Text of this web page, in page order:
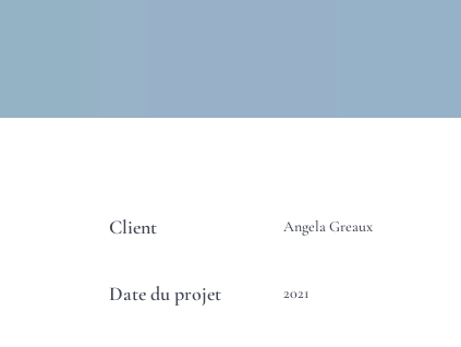
Client Angela Greaux
Date du projet 2021